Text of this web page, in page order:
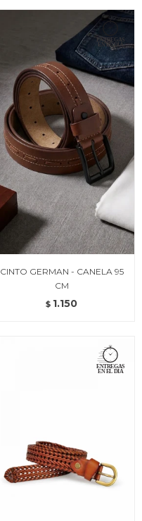
CINTO GERMAN - CANELA 95
CM
$ 1.150